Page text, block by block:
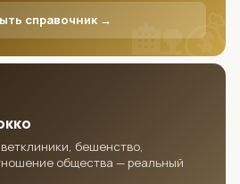
справочник →
🏡💰
бешенство,
общества — реальный